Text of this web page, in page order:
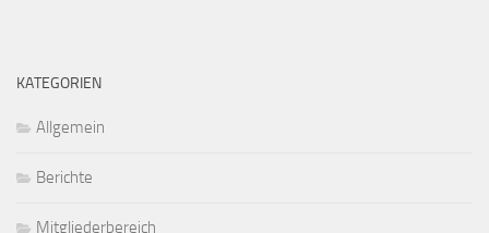
KATEGORIEN
Allgemein
Berichte
Mitgliederbereich